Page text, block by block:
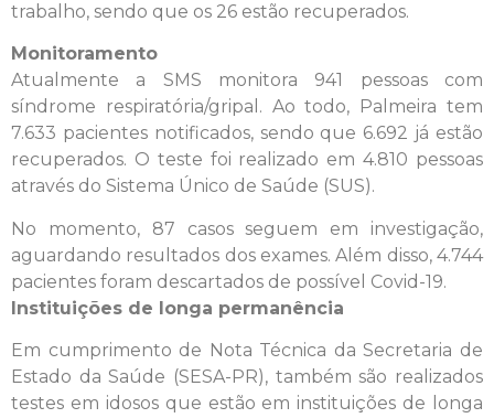
trabalho, sendo que os 26 estão recuperados.
Monitoramento
Atualmente a SMS monitora 941 pessoas com
síndrome respiratória/gripal. Ao todo, Palmeira tem
7.633 pacientes notificados, sendo que 6.692 já estão
recuperados. O teste foi realizado em 4.810 pessoas
através do Sistema Único de Saúde (SUS).
No momento, 87 casos seguem em investigação,
aguardando resultados dos exames. Além disso, 4.744
pacientes foram descartados de possível Covid-19.
Instituições de longa permanência
Em cumprimento de Nota Técnica da Secretaria de
Estado da Saúde (SESA-PR), também são realizados
testes em idosos que estão em instituições de longa